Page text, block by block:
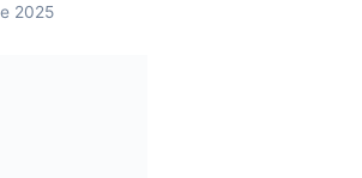
2025